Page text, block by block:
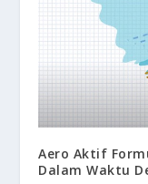
Aero Aktif
Dalam Waktu